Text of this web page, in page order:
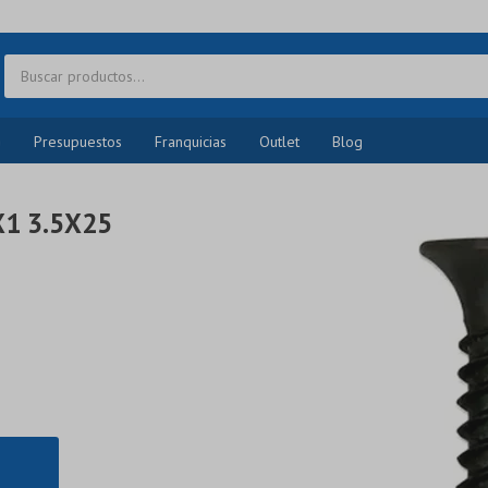
Presupuestos Franquicias Outlet Blog
3.5X25